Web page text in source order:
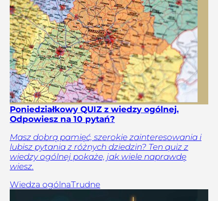
Poniedziałkowy QUIZ z wiedzy ogólnej.
Odpowiesz na 10 pytań?
Masz dobrą pamięć, szerokie zainteresowania i
lubisz pytania z różnych dziedzin? Ten quiz z
wiedzy ogólnej pokaże, jak wiele naprawdę
wiesz.
Wiedza ogólnaTrudne